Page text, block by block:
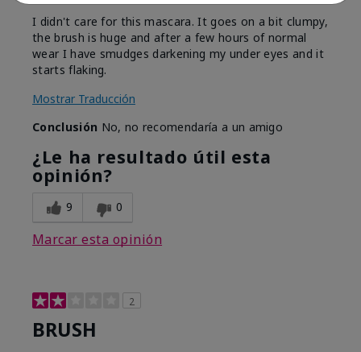
I didn't care for this mascara. It goes on a bit clumpy,
the brush is huge and after a few hours of normal
wear I have smudges darkening my under eyes and it
starts flaking.
Mostrar Traducción
Conclusión No, no recomendaría a un amigo
¿Le ha resultado útil esta
opinión?
9 0
Marcar esta opinión
2
BRUSH